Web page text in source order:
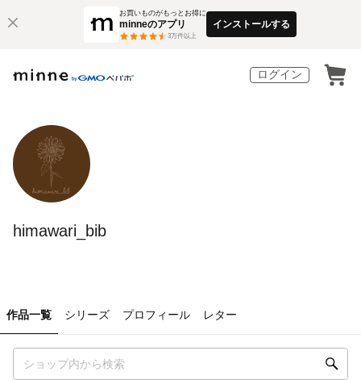
お買いものがもっとお得に
minneのアプリ
3万件以上
インストールする
ログイン
himawari_bib
作品一覧 シリーズ プロフィール レター